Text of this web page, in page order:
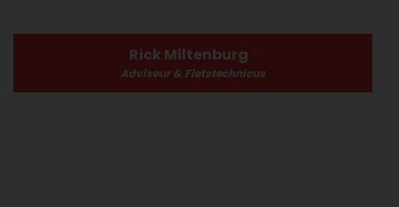
Rick Miltenburg
Adviseur & Fietstechnicus